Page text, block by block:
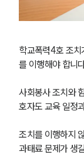
학교폭력4호 조치
를 이행해야 합니
사회봉사 조치와
호자도 교육 일정
조치를 이행하지
과태료 문제가 생